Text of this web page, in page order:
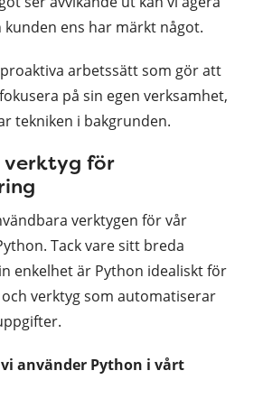
ens har märkt något.
arbetssätt som gör att
på sin egen verksamhet,
tekniken i bakgrunden.
verktyg för
verktygen för vår
Tack vare sitt breda
enkelhet är Python idealiskt för
verktyg som automatiserar
använder Python i vårt